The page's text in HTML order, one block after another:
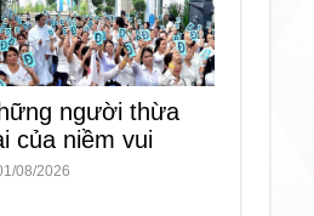
người thừa
của niềm vui
08/2026